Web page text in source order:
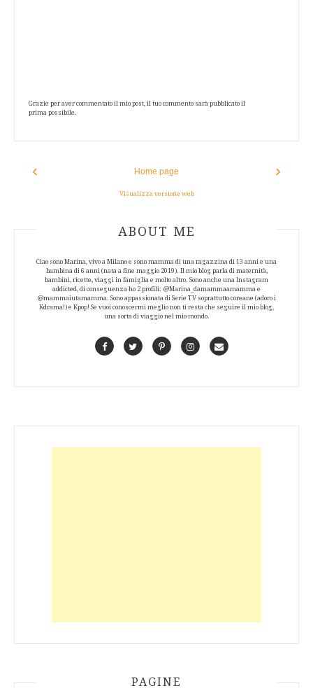
Grazie per aver commentato il mio post, il tuo commento sarà pubblicato il
prima possibile.
‹ ›
Home page
Visualizza versione web
ABOUT AUTHOR
ABOUT ME
Ciao sono Marina, vivo a Milano e sono mamma di una ragazzina di 13 anni e una
bambina di 6 anni (nata a fine maggio 2019). Il mio blog parla di maternità,
bambini, ricette, viaggi in famiglia e molto altro. Sono anche una Instagram
addicted, di conseguenza ho 2 profili: @Marina_damammaamamma e
@mammaiutamamma. Sono appassionata di Serie TV soprattutto coreane (adoro i
Kdrama!) e Kpop! Se vuoi conoscermi meglio non ti resta che seguire il mio blog,
una sorta di viaggio nel mio mondo.
FacebookTwitterPinterestInstagramContact
PAGINE